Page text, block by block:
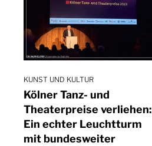
KUNST UND KULTUR
Kölner Tanz- und
Theaterpreise verliehen:
Ein echter Leuchtturm
mit bundesweiter